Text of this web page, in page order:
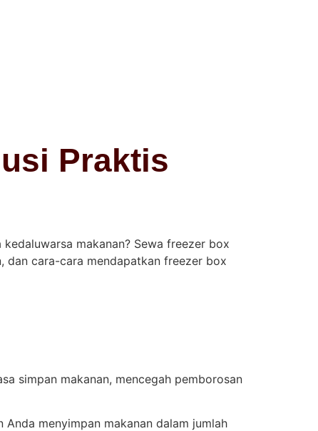
Praktis
makanan? Sewa freezer box
dan cara-cara mendapatkan freezer box
simpan makanan, mencegah pemborosan
menyimpan makanan dalam jumlah